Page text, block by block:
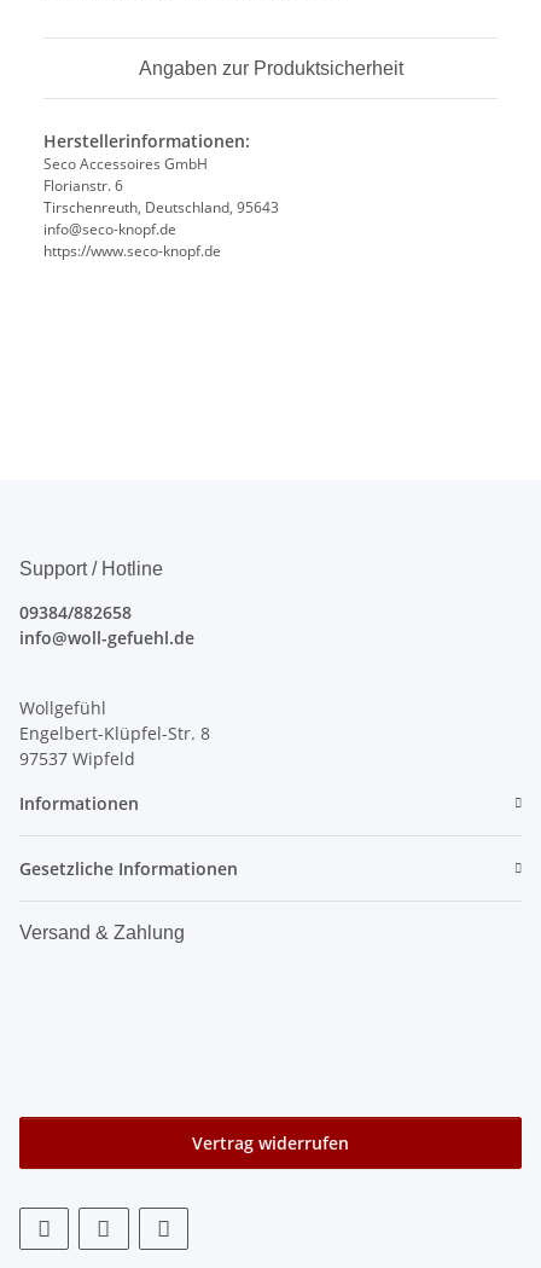
Angaben zur Produktsicherheit
Herstellerinformationen:
Seco Accessoires GmbH
Florianstr. 6
Tirschenreuth, Deutschland, 95643
info@seco-knopf.de
https://www.seco-knopf.de
Support / Hotline
09384/882658
info@woll-gefuehl.de
Wollgefühl
Engelbert-Klüpfel-Str. 8
97537 Wipfeld
Informationen
Gesetzliche Informationen
Versand & Zahlung
Vertrag widerrufen